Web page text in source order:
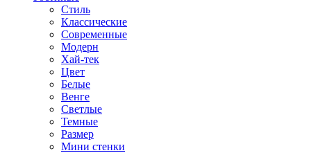
Стиль
Классические
Современные
Модерн
Хай-тек
Цвет
Белые
Венге
Светлые
Темные
Размер
Мини стенки